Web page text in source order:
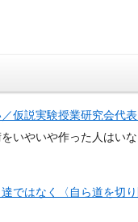
仮説実験授業研究会代
いやいや作った人はい
ではなく〈自ら道を切